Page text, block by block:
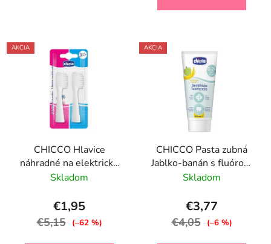
AKCIA
CHICCO Hlavice
náhradné na elektrickú
kefku 2ks
Skladom
€1,95
€5,15 (–62 %)
AKCIA
CHICCO Pasta zubná
Jablko-banán s fluórom
50ml, 6-24m
Skladom
€3,77
€4,05 (–6 %)